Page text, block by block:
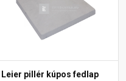
Leier pillér kúpos fedlap